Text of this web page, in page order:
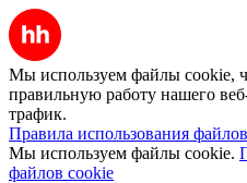
Мы используем файлы cookie,
правильную работу нашего
трафик.
Правила использования
Мы используем файлы cookie.
файлов cookie